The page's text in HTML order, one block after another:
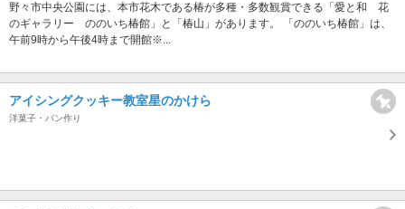
野々市中央公園には、本市花木である椿が多種・多数観賞できる「愛と和 花
のギャラリー ののいち椿館」と「椿山」があります。 「ののいち椿館」は、
午前9時から午後4時まで開館※...
アイシングクッキー教室星のかけら
洋菓子・パン作り